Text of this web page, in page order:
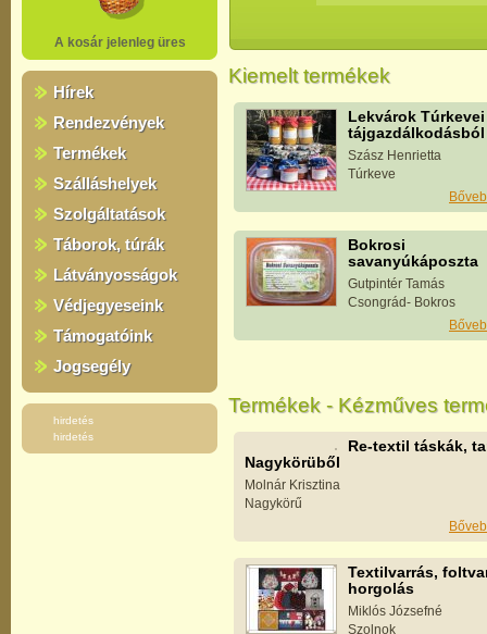
A kosár jelenleg üres
Hírek
Rendezvények
Termékek
Szálláshelyek
Szolgáltatások
Táborok, túrák
Látványosságok
Védjegyeseink
Támogatóink
Jogsegély
hirdetés
hirdetés
Kiemelt termékek
Lekvárok Túrkevei
tájgazdálkodásból
Szász Henrietta
Túrkeve
Bokrosi
savanyúkáposzta
Gutpintér Tamás
Csongrád- Bokros
Termékek - Kézműves
Re-textil táskák,
Nagykörüből
Molnár Krisztina
Nagykörű
Textilvarrás,
horgolás
Miklós Józsefné
Szolnok